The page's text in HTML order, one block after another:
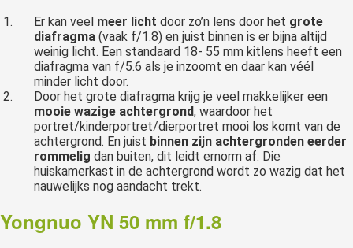
Er kan veel meer licht door zo’n lens door het grote
diafragma(vaak f/1.8) en juist binnen is er bijna altijd
weinig licht. Een standaard 18- 55 mm kitlens heeft een
diafragma van f/5.6 als je inzoomt en daar kan véél
minder licht door.
Door het grote diafragma krijg je veel makkelijker een
mooie wazige achtergrond, waardoor het
portret/kinderportret/dierportret mooi los komt van de
achtergrond. En juist binnen zijn achtergronden eerder
rommelig dan buiten, dit leidt ernorm af. Die
huiskamerkast in de achtergrond wordt zo wazig dat het
nauwelijks nog aandacht trekt.
Yongnuo YN 50 mm f/1.8